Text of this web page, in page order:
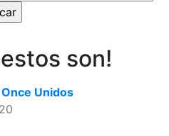
son!
Unidos